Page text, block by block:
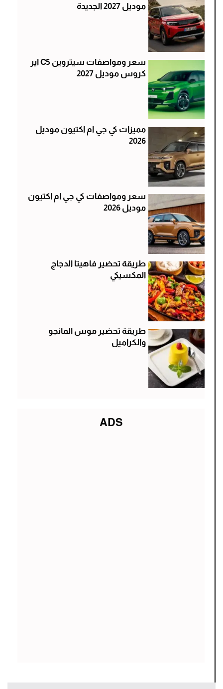
موديل 2027 الجديدة
سعر ومواصفات سيتروين C5 اير
كروس موديل 2027
مميزات كي جي ام اكتيون موديل
2026
سعر ومواصفات كي جي ام اكتيون
موديل 2026
طريقة تحضير فاهيتا الدجاج
المكسيكي
طريقة تحضير موس المانجو
والكراميل
ADS